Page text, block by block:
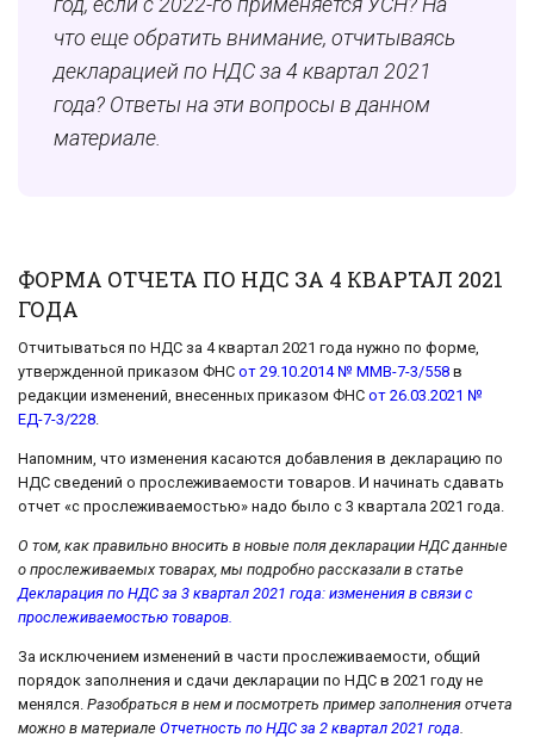
что еще обратить внимание, отчитываясь
декларацией по НДС за 4 квартал 2021
года? Ответы на эти вопросы в данном
материале.
ФОРМА ОТЧЕТА ПО НДС ЗА 4 КВАРТАЛ 2021
ГОДА
Отчитываться по НДС за 4 квартал 2021 года нужно по форме,
утвержденной приказом ФНС от 29.10.2014 № ММВ-7-3/558 в
редакции изменений, внесенных приказом ФНС от 26.03.2021 №
ЕД-7-3/228.
Напомним, что изменения касаются добавления в декларацию по
НДС сведений о прослеживаемости товаров. И начинать сдавать
отчет «с прослеживаемостью» надо было с 3 квартала 2021 года.
О том, как правильно вносить в новые поля декларации НДС данные
о прослеживаемых товарах, мы подробно рассказали в статье
Декларация по НДС за 3 квартал 2021 года: изменения в связи с
прослеживаемостью товаров.
За исключением изменений в части прослеживаемости, общий
порядок заполнения и сдачи декларации по НДС в 2021 году не
менялся. Разобраться в нем и посмотреть пример заполнения отчета
можно в материале Отчетность по НДС за 2 квартал 2021 года